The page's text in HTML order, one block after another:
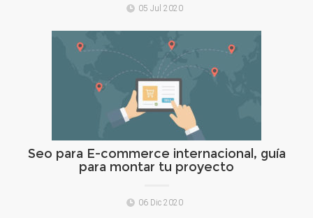
05 Jul 2020
Seo para E-commerce internacional, guía
para montar tu proyecto
06 Dic 2020